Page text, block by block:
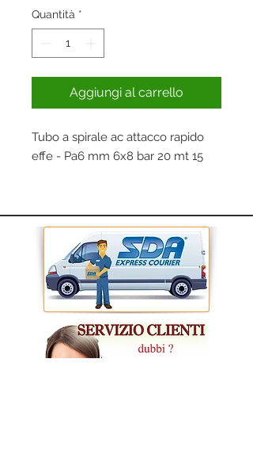
Quantità *
Aggiungi al carrello
Tubo a spirale ac attacco rapido
effe - Pa6 mm 6x8 bar 20 mt 15